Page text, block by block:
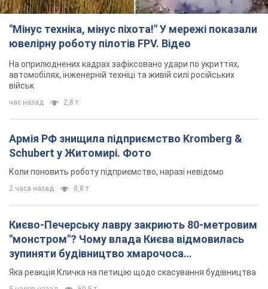
"Мінус техніка, мінус піхота!" У мережі показали
ювелірну роботу пілотів FPV. Відео
На оприлюднених кадрах зафіксовано удари по укриттях,
автомобілях, інженерній техніці та живій силі російських
військ
час назад 2,8 т.
Армія РФ знищила підприємство Kromberg &
Schubert у Житомирі. Фото
Коли поновить роботу підприємство, наразі невідомо
2 часа назад 8,8 т.
Києво-Печерську лавру закриють 80-метровим
"монстром"? Чому влада Києва відмовилась
зупиняти будівництво хмарочоса
"московського вірянина"
Яка реакція Кличка на петицію щодо скасування будівництва